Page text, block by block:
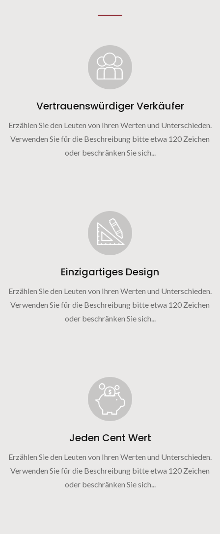
Vertrauenswürdiger Verkäufer
Erzählen Sie den Leuten von Ihren Werten und Unterschieden.
Verwenden Sie für die Beschreibung bitte etwa 120 Zeichen
oder beschränken Sie sich...
Einzigartiges Design
Erzählen Sie den Leuten von Ihren Werten und Unterschieden.
Verwenden Sie für die Beschreibung bitte etwa 120 Zeichen
oder beschränken Sie sich...
Jeden Cent Wert
Erzählen Sie den Leuten von Ihren Werten und Unterschieden.
Verwenden Sie für die Beschreibung bitte etwa 120 Zeichen
oder beschränken Sie sich...